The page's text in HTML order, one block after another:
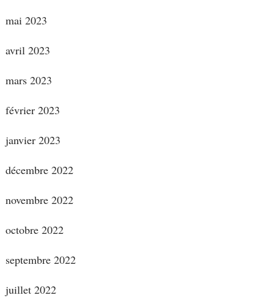
mai 2023
avril 2023
mars 2023
février 2023
janvier 2023
décembre 2022
novembre 2022
octobre 2022
septembre 2022
juillet 2022